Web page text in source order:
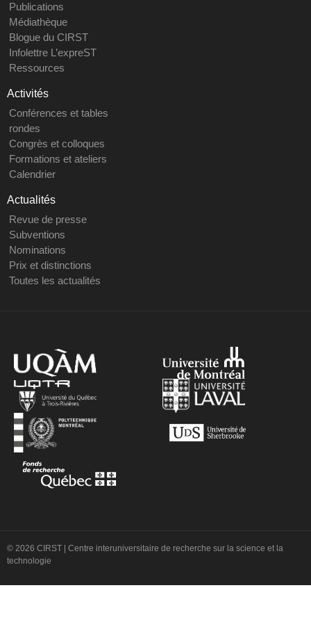
Publications
Médiathèque
Blogue du CIRST
Infolettre L’expreST
Ressources
Activités
Conférences et tables
rondes
Congrès et colloques
Formations et ateliers
Calendrier
Actualités
Revue de presse
Subventions
Nominations
Prix et distinctions
Toutes les actualités
© 2026 CIRST | Centre interuniversitaire de recherche sur la science et la
technologie